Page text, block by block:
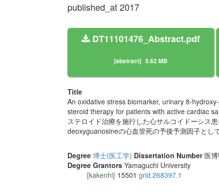
published_at 2017
DT11101476_Abstract.pdf
[abstract] 5.62 MB
Title
An oxidative stress biomarker, urinary 8-
steroid therapy for patients with active cardiac
ステロイド治療を施行した心サルコイドーシス
deoxyguanosineの心血管死の予後予測因子とし
Degree 博士(医工学) Dissertation Number 医
Degree Grantors Yamaguchi University
[kakenhi] 15501 grid.268397.1